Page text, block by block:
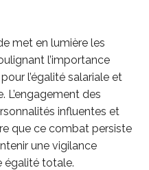
met en lumière les
l’importance
l’égalité salariale et
L’engagement des
influentes et
que ce combat persiste
une vigilance
égalité totale.